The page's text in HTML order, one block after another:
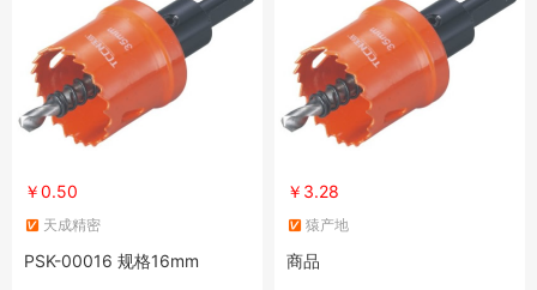
￥0.50
天成精密
PSK-00016 规格16mm
￥3.28
猿产地
商品